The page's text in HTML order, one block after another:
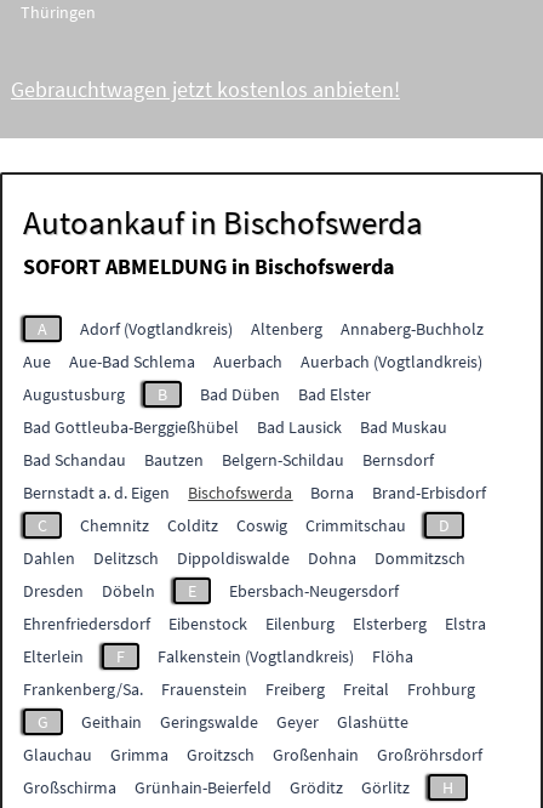
Thüringen
Gebrauchtwagen jetzt kostenlos anbieten!
Autoankauf in Bischofswerda
SOFORT ABMELDUNG in Bischofswerda
A Adorf (Vogtlandkreis) Altenberg
Annaberg-Buchholz
Aue
Aue-Bad Schlema Auerbach
Auerbach (Vogtlandkreis)
Augustusburg
B Bad Düben
Bad Elster
Bad Gottleuba-Berggießhübel
Bad Lausick
Bad Muskau
Bad Schandau
Bautzen Belgern-Schildau
Bernsdorf
Bernstadt a. d. Eigen
Bischofswerda Borna
Brand-Erbisdorf
C
Chemnitz Colditz Coswig Crimmitschau
D
Dahlen
Delitzsch Dippoldiswalde Dohna
Dommitzsch
Dresden
Döbeln E
Ebersbach-Neugersdorf
Ehrenfriedersdorf
Eibenstock Eilenburg Elsterberg
Elstra
Elterlein
F Falkenstein (Vogtlandkreis)
Flöha
Frankenberg/Sa.
Frauenstein Freiberg Freital
Frohburg
G
Geithain Geringswalde Geyer
Glashütte
Glauchau
Grimma Groitzsch Großenhain
Großröhrsdorf
Großschirma
Grünhain-Beierfeld Gröditz Görlitz
H